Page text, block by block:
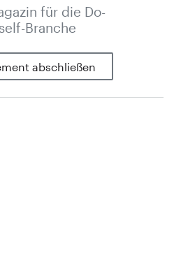
für die Do-
Branche
abschließen